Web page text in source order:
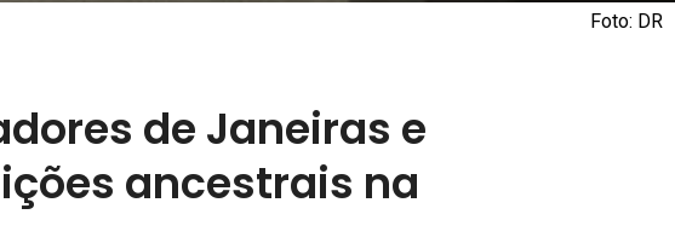
Foto: DR
de Janeiras e
ancestrais na